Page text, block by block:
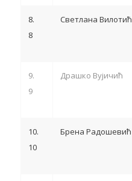
8.
8
Светлана Вилотић
9.
9
Драшко Вујичић
10.
10
Брена Радошевић